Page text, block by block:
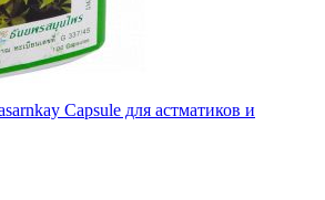
Capsule для астматиков и